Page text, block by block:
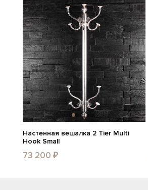
Настенная вешалка 2 Tier Multi
Hook Small
73 200 ₽